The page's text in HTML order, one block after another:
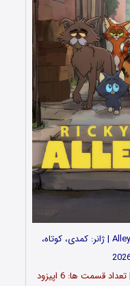
– Alley Cats | ژانر: کمدی، کوتاه،
زبان: انگلیسی | زیرنویس فارسی: دارد | تعداد قسمت ها: 6 اپیزود